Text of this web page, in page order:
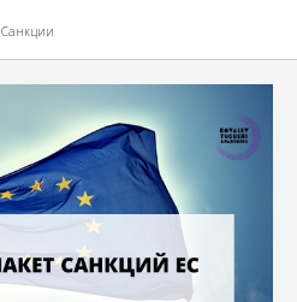
Санкции